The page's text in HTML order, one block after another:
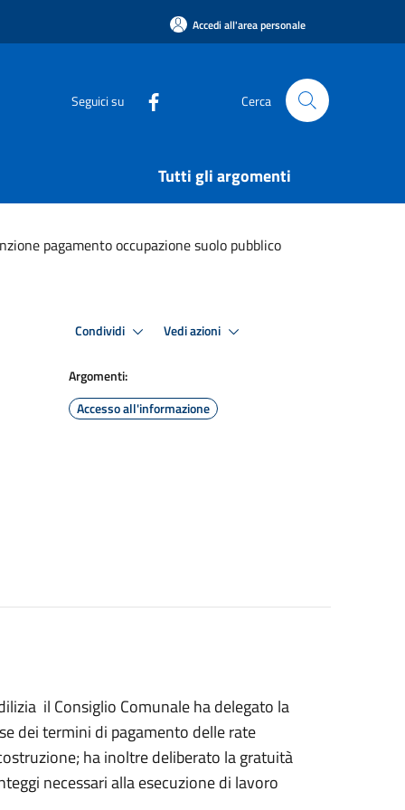
Accedi all'area personale
Seguici su Cerca
Tutti gli argomenti
pagamento occupazione suolo pubblico
Condividi Vedi azioni
Argomenti:
Accesso all'informazione
il Consiglio Comunale ha delegato la
dei termini di pagamento delle rate
ha inoltre deliberato la gratuità
necessari alla esecuzione di lavoro